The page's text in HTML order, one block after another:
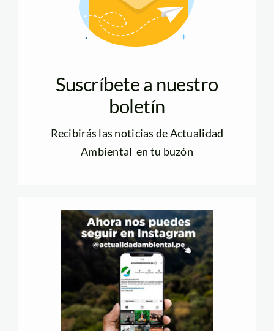
Suscríbete a nuestro
boletín
Recibirás las noticias de Actualidad
Ambiental en tu buzón